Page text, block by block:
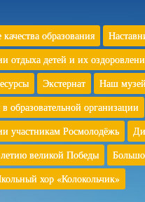
образования
отдыха детей и их
Экстернат
Наш
образовательной организации
участникам Росмолодёжь
великой Победы
хор «Колокольчик»